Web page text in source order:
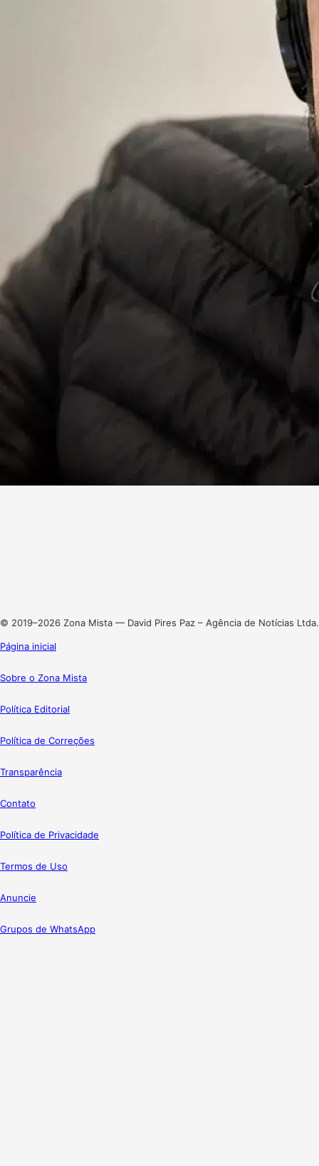
© 2019–2026 Zona Mista — David Pires Paz – Agência de Notícias Ltda.
Página inicial
Sobre o Zona Mista
Política Editorial
Política de Correções
Transparência
Contato
Política de Privacidade
Termos de Uso
Anuncie
Grupos de WhatsApp